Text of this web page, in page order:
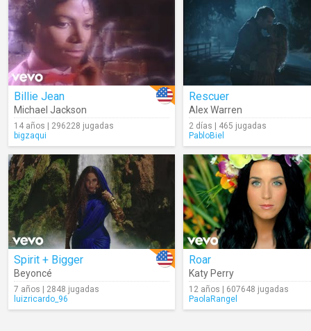
Billie Jean
Michael Jackson
14 años | 296228 jugadas
bigzaqui
Rescuer
Alex Warren
2 días | 465 jugadas
PabloBiel
Spirit + Bigger
Beyoncé
7 años | 2848 jugadas
luizricardo_96
Roar
Katy Perry
12 años | 607648 jugadas
PaolaRangel